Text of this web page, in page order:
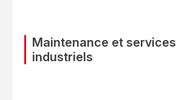
Maintenance et services
industriels